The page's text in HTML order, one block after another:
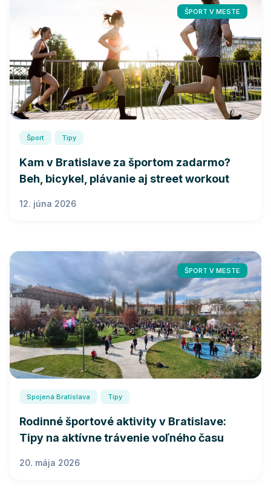
ŠPORT V MESTE
Šport Tipy
Kam v Bratislave za športom zadarmo?
Beh, bicykel, plávanie aj street workout
12. júna 2026
ŠPORT V MESTE
Spojená Bratislava Tipy
Rodinné športové aktivity v Bratislave:
Tipy na aktívne trávenie voľného času
20. mája 2026